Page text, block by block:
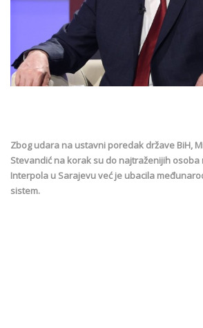
Zbog udara na ustavni poredak države BiH,
Stevandić na korak su do najtraženijih osoba
Interpola u Sarajevu već je ubacila
sistem.